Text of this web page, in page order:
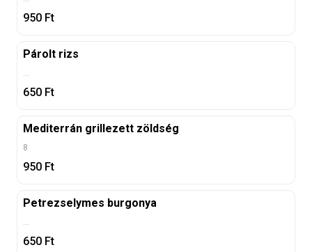
950 Ft
Párolt rizs
650 Ft
Mediterrán grillezett zöldség
8
950 Ft
Petrezselymes burgonya
650 Ft